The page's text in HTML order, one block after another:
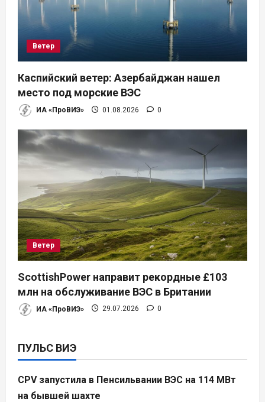
Ветер
Каспийский ветер: Азербайджан нашел
место под морские ВЭС
ИА «ПроВИЭ» 01.08.2026 0
Ветер
ScottishPower направит рекордные £103
млн на обслуживание ВЭС в Британии
ИА «ПроВИЭ» 29.07.2026 0
ПУЛЬС ВИЭ
CPV запустила в Пенсильвании ВЭС на 114 МВт
на бывшей шахте